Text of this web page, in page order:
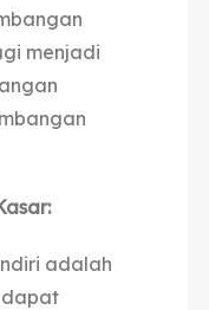
menjadi
adalah
dapat